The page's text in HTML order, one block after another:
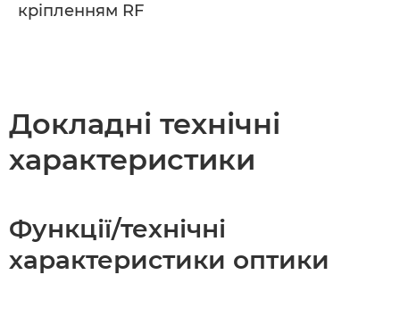
кріпленням RF
Докладні технічні
характеристики
Функції/технічні
характеристики оптики